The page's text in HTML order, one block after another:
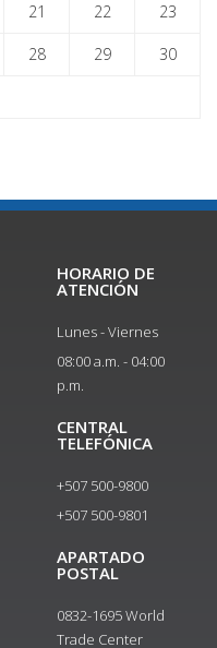
21 22 23
28 29 30
HORARIO DE
ATENCIÓN
Lunes - Viernes
08:00 a.m. - 04:00
p.m.
CENTRAL
TELEFÓNICA
+507 500-9800
+507 500-9801​
APARTADO
POSTAL
0832-1695 World
Trade Center